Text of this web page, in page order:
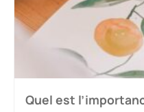
Quel est